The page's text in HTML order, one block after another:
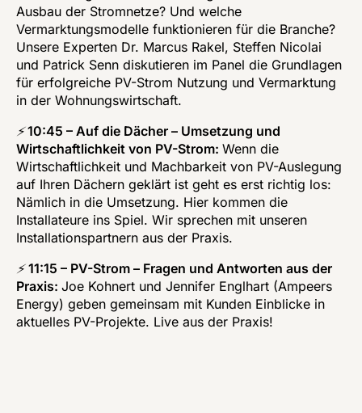
Ausbau der Stromnetze? Und welche
Vermarktungsmodelle funktionieren für die Branche?
Unsere Experten Dr. Marcus Rakel, Steffen Nicolai
und Patrick Senn diskutieren im Panel die Grundlagen
für erfolgreiche PV-Strom Nutzung und Vermarktung
in der Wohnungswirtschaft.
⚡️ 10:45 – Auf die Dächer – Umsetzung und
Wirtschaftlichkeit von PV-Strom: Wenn die
Wirtschaftlichkeit und Machbarkeit von PV-Auslegung
auf Ihren Dächern geklärt ist geht es erst richtig los:
Nämlich in die Umsetzung. Hier kommen die
Installateure ins Spiel. Wir sprechen mit unseren
Installationspartnern aus der Praxis.
⚡️ 11:15 – PV-Strom – Fragen und Antworten aus der
Praxis: Joe Kohnert und Jennifer Englhart (Ampeers
Energy) geben gemeinsam mit Kunden Einblicke in
aktuelles PV-Projekte. Live aus der Praxis!